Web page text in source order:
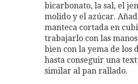
bicarbonato, la sal, el
molido y el azúcar.
manteca cortada en
trabajarlo con las
bien con la yema de los
hasta conseguir una
similar al pan rallado.